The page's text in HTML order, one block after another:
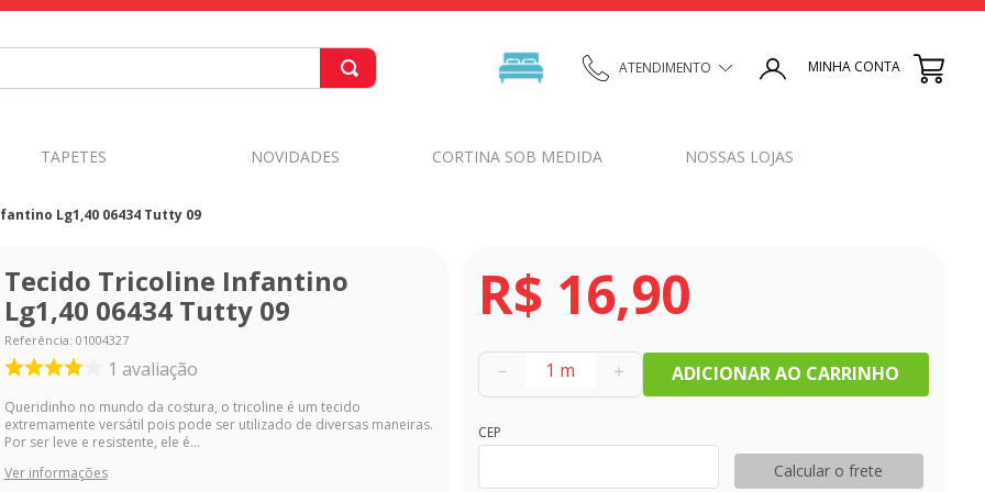
ATENDIMENTO MINHA CONTA
TAPETES NOVIDADES CORTINA SOB MEDIDA NOSSAS LOJAS
Lg1,40 06434 Tutty 09
Tecido Tricoline Infantino
Lg1,40 06434 Tutty 09
Referência: 01004327
1 avaliação
Queridinho no mundo da costura, o tricoline é um tecido
extremamente versátil pois pode ser utilizado de diversas maneiras.
Por ser leve e resistente, ele é...
Ver informações
R$ 16,90
＋
－ ADICIONAR AO CARRINHO
CEP
Calcular o frete